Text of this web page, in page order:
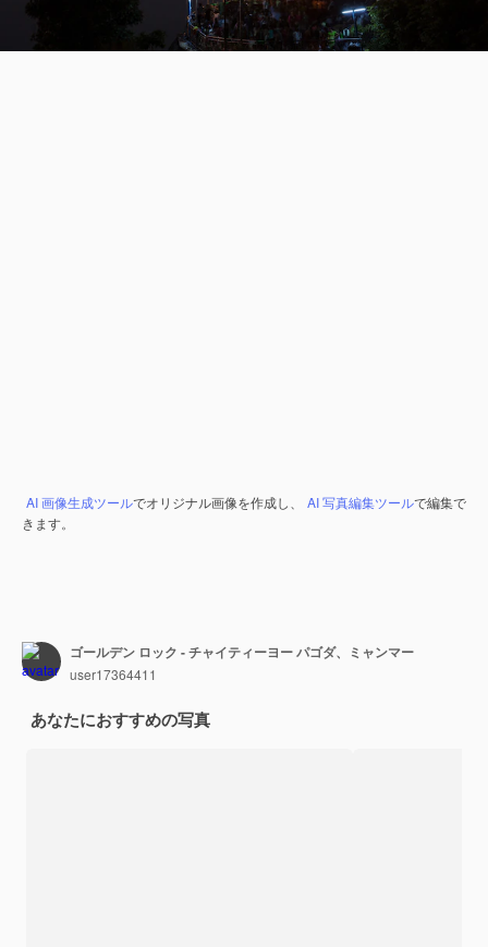
AI 画像生成ツールでオリジナル画像を作成し、 AI 写真編集ツールで編集で
きます。
ゴールデン ロック - チャイティーヨー パゴダ、ミャンマー
user17364411
あなたにおすすめの写真